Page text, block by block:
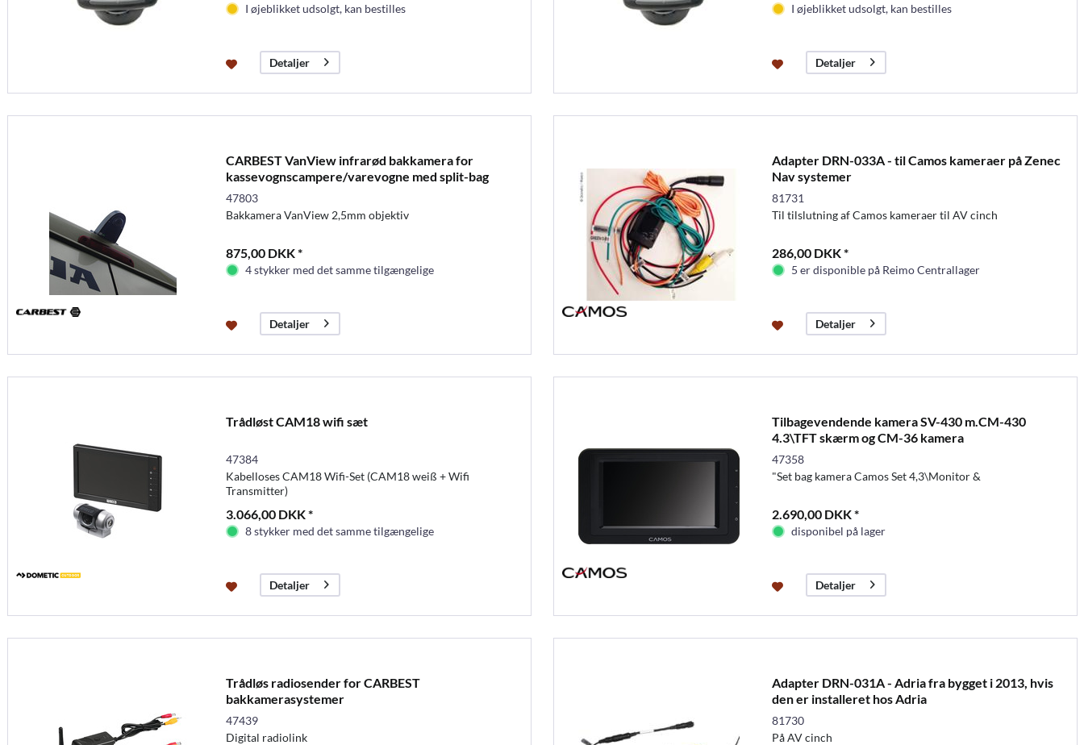
I øjeblikket udsolgt, kan bestilles
Detaljer
I øjeblikket udsolgt, kan bestilles
Detaljer
CARBEST VanView infrarød bakkamera for
kassevognscampere/varevogne med split-bag
47803
Bakkamera VanView 2,5mm objektiv
875,00 DKK *
4 stykker med det samme tilgængelige
Detaljer
Adapter DRN-033A - til Camos kameraer på Zenec
Nav systemer
81731
Til tilslutning af Camos kameraer til AV cinch
286,00 DKK *
5 er disponible på Reimo Centrallager
Detaljer
Trådløst CAM18 wifi sæt
47384
Kabelloses CAM18 Wifi-Set (CAM18 weiß + Wifi
Transmitter)
3.066,00 DKK *
8 stykker med det samme tilgængelige
Detaljer
Tilbagevendende kamera SV-430 m.CM-430
4.3\TFT skærm og CM-36 kamera
47358
"Set bag kamera Camos Set 4,3\Monitor &
2.690,00 DKK *
disponibel på lager
Detaljer
Trådløs radiosender for CARBEST
bakkamerasystemer
47439
Digital radiolink
Adapter DRN-031A - Adria fra bygget i 2013, hvis
den er installeret hos Adria
81730
På AV cinch